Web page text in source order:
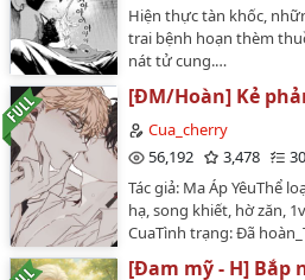
Hiện thực tàn khốc,
trai bệnh hoạn thèm
nát tử cung.…
[ĐM/Hoàn] Kẻ
Cua_cherry
56,192
3,478
30
Tác giả: Ma Áp YêuThể
hạ, song khiết, hờ zăn,
CuaTình trạng: Đã
hết thuốc chữa.Vì Yến
[Đam mỹ - H]